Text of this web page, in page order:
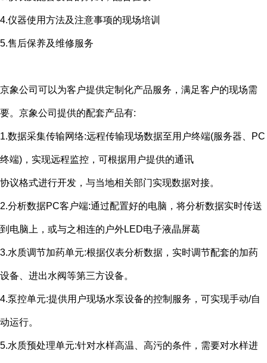
4.仪器使用方法及注意事项的现场培训
5.售后保养及维修服务
京象公司可以为客户提供定制化产品服务，满足客户的现场需
要。京象公司提供的配套产品有:
1.数据采集传输网络:远程传输现场数据至用户终端(服务器、 PC
终端) ，实现远程监控，可根据用户提供的通讯
协议格式进行开发，与当地相关部门实现数据对接。
2.分析数据PC客户端:通过配置好的电脑，将分析数据实时传送
到电脑上，或与之相连的户外LED电子液晶屏葛
3.水质调节加药单元:根据仪表分析数据，实时调节配套的加药
设备、进出水阀等第三方设备。
4.泵控单元:提供用户现场水泵设备的控制服务，可实现手动/自
动运行。
5.水质预处理单元:针对水样高温、高污的条件，需要对水样进